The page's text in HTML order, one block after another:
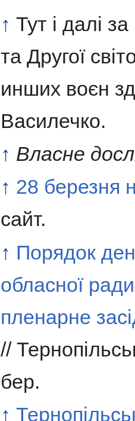
↑ Тут і далі
та Другої
инших воєн
Василечко.
↑ Власне
↑ 28 березня
сайт.
↑ Порядок
обласної
пленарне
//
бер.
↑